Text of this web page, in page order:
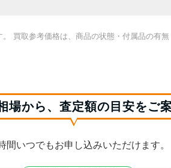
買取参考価格は、商品の状態・付属品の有無
場から、査定額の目安をご
間いつでもお申し込みいただけます。